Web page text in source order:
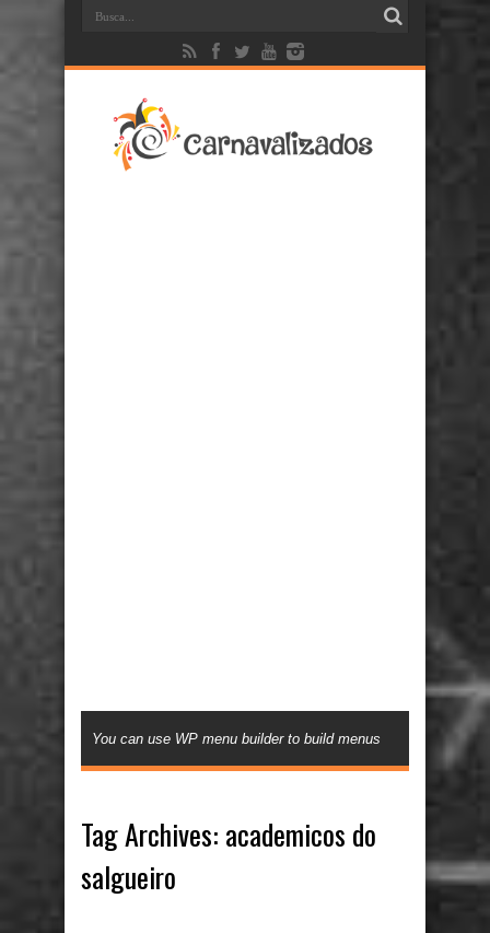
You can use WP menu builder to build menus
Tag Archives: academicos do
salgueiro